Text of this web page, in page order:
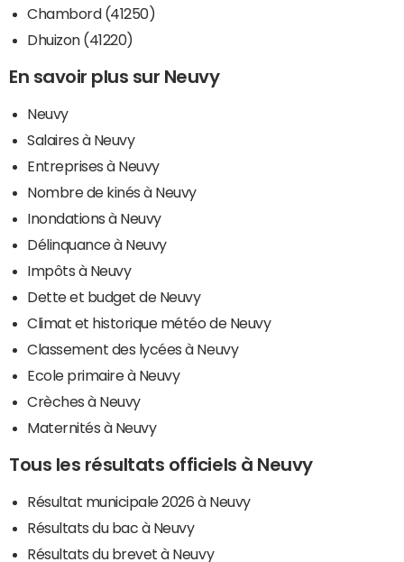
Chambord (41250)
Dhuizon (41220)
En savoir plus sur Neuvy
Neuvy
Salaires à Neuvy
Entreprises à Neuvy
Nombre de kinés à Neuvy
Inondations à Neuvy
Délinquance à Neuvy
Impôts à Neuvy
Dette et budget de Neuvy
Climat et historique météo de Neuvy
Classement des lycées à Neuvy
Ecole primaire à Neuvy
Crèches à Neuvy
Maternités à Neuvy
Tous les résultats officiels à Neuvy
Résultat municipale 2026 à Neuvy
Résultats du bac à Neuvy
Résultats du brevet à Neuvy